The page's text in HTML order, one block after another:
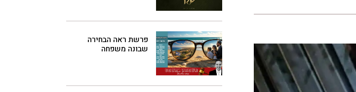
פרשת ראה הבחירה
שבונה משפחה